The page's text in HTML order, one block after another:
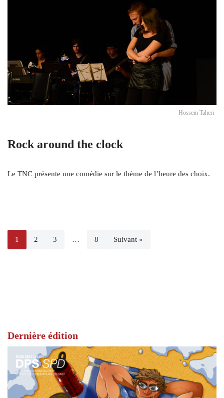
Hossein Taheri
Rock around the clock
Le TNC présente une comédie sur le thème de l’heure des choix.
1 2 3 … 8 Suivant »
Dernière édition